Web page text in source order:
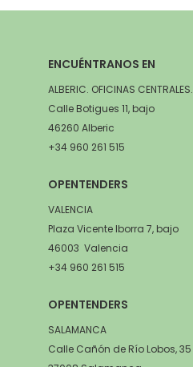
ENCUÉNTRANOS EN
ALBERIC. OFICINAS CENTRALES.
Calle Botigues 11, bajo
46260 Alberic
+34 960 261 515
OPENTENDERS
VALENCIA
Plaza Vicente Iborra 7, bajo
46003 Valencia
+34 960 261 515
OPENTENDERS
SALAMANCA
Calle Cañón de Río Lobos, 35